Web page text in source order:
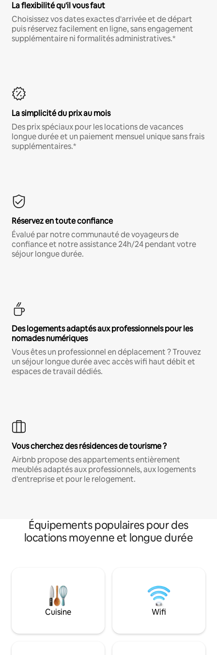
La flexibilité qu'il vous faut
Choisissez vos dates exactes d'arrivée et de départ
puis réservez facilement en ligne, sans engagement
supplémentaire ni formalités administratives.*
La simplicité du prix au mois
Des prix spéciaux pour les locations de vacances
longue durée et un paiement mensuel unique sans frais
supplémentaires.*
Réservez en toute confiance
Évalué par notre communauté de voyageurs de
confiance et notre assistance 24h/24 pendant votre
séjour longue durée.
Des logements adaptés aux professionnels pour les
nomades numériques
Vous êtes un professionnel en déplacement ? Trouvez
un séjour longue durée avec accès wifi haut débit et
espaces de travail dédiés.
Vous cherchez des résidences de tourisme ?
Airbnb propose des appartements entièrement
meublés adaptés aux professionnels, aux logements
d'entreprise et pour le relogement.
Équipements populaires pour des
locations moyenne et longue durée
Cuisine Wifi